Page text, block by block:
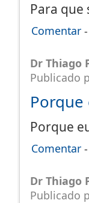
Para
Comentar -
Dr Thiago
Publicado
Porque
Porque
Comentar -
Dr Thiago
Publicado